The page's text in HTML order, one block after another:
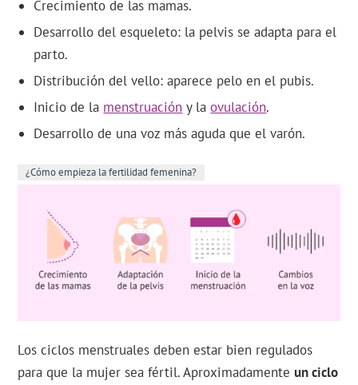
Crecimiento de las mamas.
Desarrollo del esqueleto: la pelvis se adapta para el
parto.
Distribución del vello: aparece pelo en el pubis.
Inicio de la menstruación y laovulación.
Desarrollo de una voz más aguda que el varón.
¿Cómo empieza la fertilidad femenina?
Los ciclos menstruales deben estar bien regulados
para que la mujer sea fértil. Aproximadamente un ciclo